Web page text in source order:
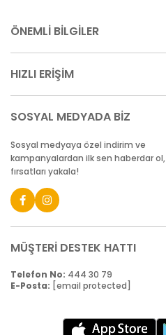
ÖNEMLİ BİLGİLER
HIZLI ERİŞİM
SOSYAL MEDYADA BİZ
Sosyal medyaya özel indirim ve
kampanyalardan ilk sen haberdar ol,
fırsatları yakala!
MÜŞTERİ DESTEK HATTI
Telefon No: 444 30 79
E-Posta: [email protected]